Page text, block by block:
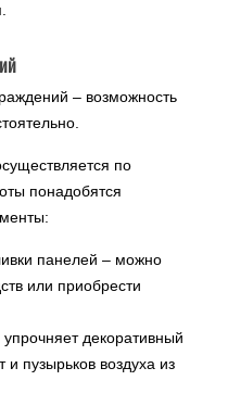
– возможность
по
понадобятся
панелей – можно
или приобрести
декоративный
и пузырьков воздуха из